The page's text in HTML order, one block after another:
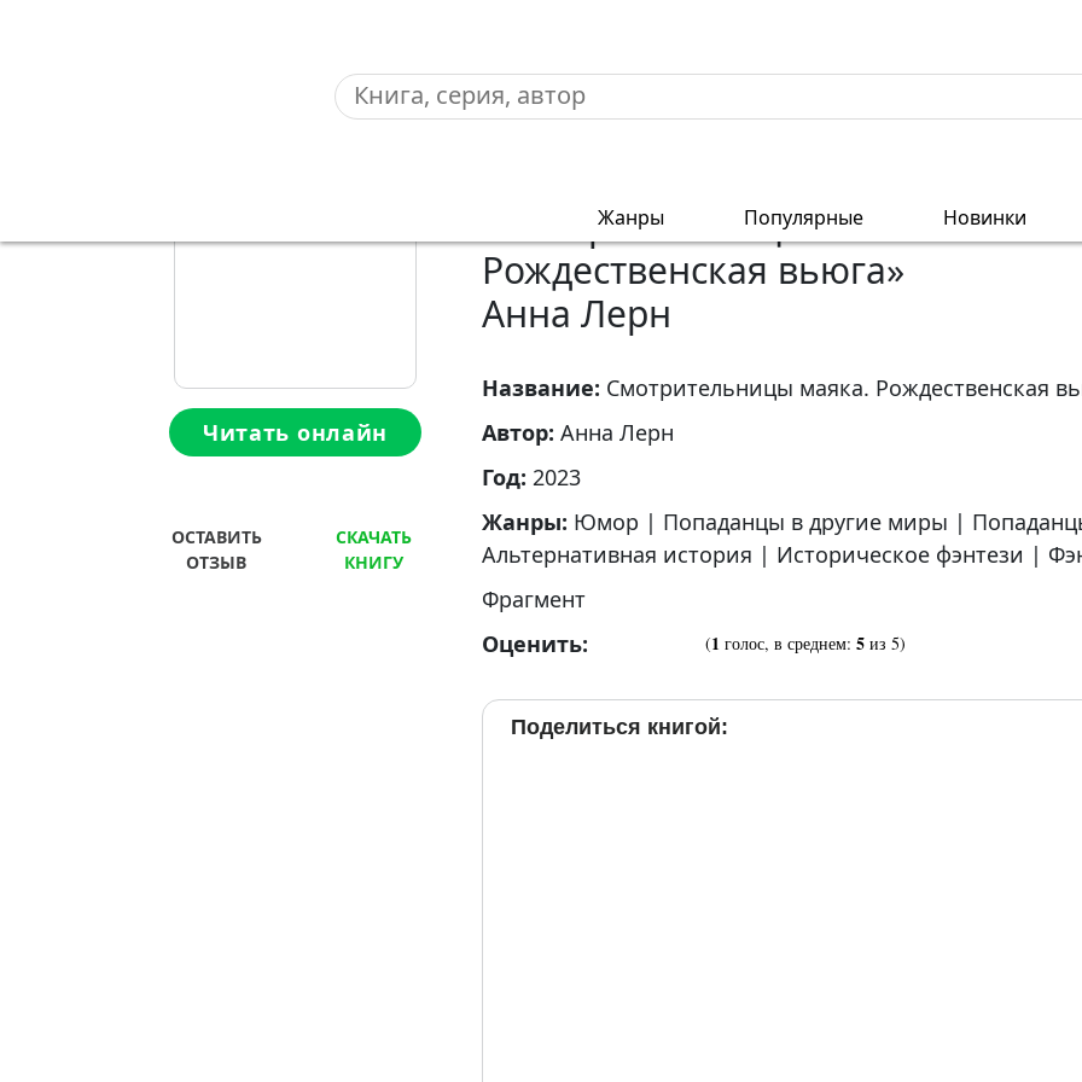
Жанры Популярные Новинки
Читать онлайн
ОСТАВИТЬ
ОТЗЫВ
СКАЧАТЬ
КНИГУ
«Смотрительницы маяка.
Рождественская вьюга»
Анна Лерн
Название: Смотрительницы маяка. Рождественская
Автор: Анна Лерн
Год: 2023
Жанры: Юмор | Попаданцы в другие миры |
Альтернативная история | Историческое фэнтези |
Фрагмент
Оценить:
(1 голос, в среднем: 5 из 5)
Поделиться книгой: